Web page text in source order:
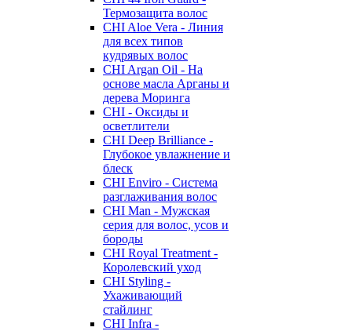
Термозащита волос
CHI Aloe Vera - Линия
для всех типов
кудрявых волос
CHI Argan Oil - На
основе масла Арганы и
дерева Моринга
CHI - Оксиды и
осветлители
CHI Deep Brilliance -
Глубокое увлажнение и
блеск
CHI Enviro - Система
разглаживания волос
CHI Man - Мужская
серия для волос, усов и
бороды
CHI Royal Treatment -
Королевский уход
CHI Styling -
Ухаживающий
стайлинг
CHI Infra -